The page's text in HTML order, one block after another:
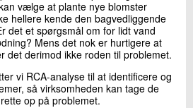
vælge at plante nye blomster
hellere kende den bagvedliggende
det et spørgsmål om for lidt vand
Mens det nok er hurtigere at
det derimod ikke roden til problemet.
vi RCA-analyse til at identificere og
så virksomheden kan tage de
op på problemet.